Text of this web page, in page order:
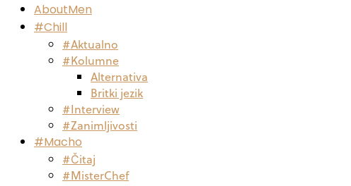
AboutMen
#Chill
#Aktualno
#Kolumne
Alternativa
Britki jezik
#Interview
#Zanimljivosti
#Macho
#Čitaj
#MisterChef